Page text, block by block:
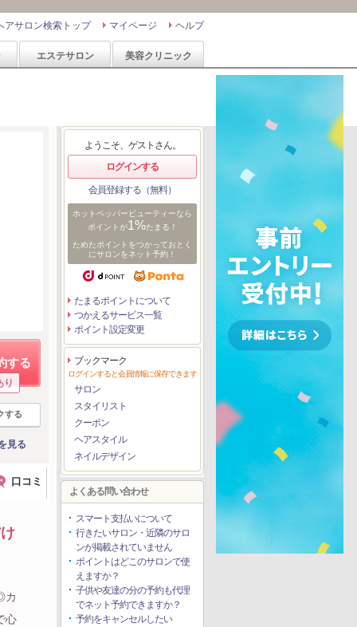
ヘルプ
マイページ
アサロン検索トップ
エステサロン 美容クリニック
する
り
する
見る
口コミ
カ
心
ようこそ、ゲストさん。
ログインする
会員登録する（無料）
ホットペッパービューティーなら
ポイントが1%たまる！
ためたポイントをつかっておとく
にサロンをネット予約！
たまるポイントについて
つかえるサービス一覧
ポイント設定変更
ブックマーク
ログインすると会員情報に保存できます
サロン
スタイリスト
クーポン
ヘアスタイル
ネイルデザイン
よくある問い合わせ
スマート支払いについて
行きたいサロン・近隣のサロ
ンが掲載されていません
ポイントはどこのサロンで使
えますか？
子供や友達の分の予約も代理
でネット予約できますか？
予約をキャンセルしたい